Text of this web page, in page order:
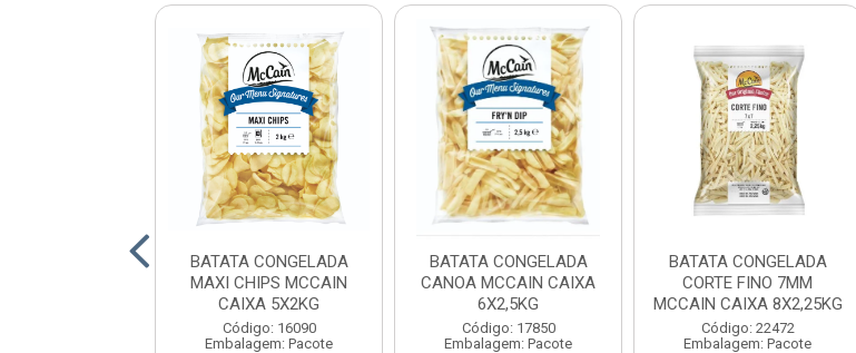
BATATA CONGELADA
MAXI CHIPS MCCAIN
CAIXA 5X2KG
Código: 16090
Embalagem: Pacote
BATATA CONGELADA
CANOA MCCAIN CAIXA
6X2,5KG
Código: 17850
Embalagem: Pacote
BATATA CONGELADA
CORTE FINO 7MM
MCCAIN CAIXA 8X2,25KG
Código: 22472
Embalagem: Pacote